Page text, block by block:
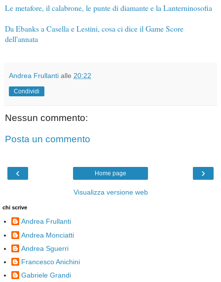
Le metafore, il calabrone, le punte di diamante e la Lanterninosofia
Da Ebanks a Casella e Lestini, cosa ci dice il Game Score
dell'annata
Andrea Frullanti alle 20:22
Condividi
Nessun commento:
Posta un commento
‹ ›
Home page
Visualizza versione web
chi scrive
Andrea Frullanti
Andrea Monciatti
Andrea Sguerri
Francesco Anichini
Gabriele Grandi